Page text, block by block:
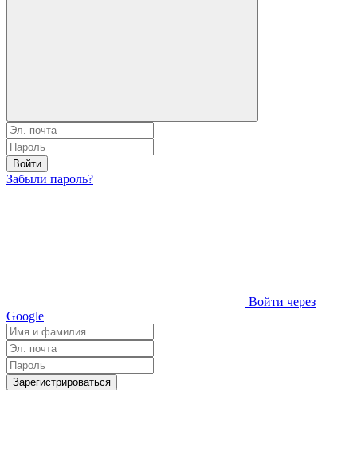
Войти
Забыли пароль?
Войти через
Google
Зарегистрироваться